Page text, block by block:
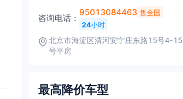
咨询电话：
95013084463 售全国
24小时
北京市海淀区清河安宁庄东路15号4-15
号平房
最高降价车型